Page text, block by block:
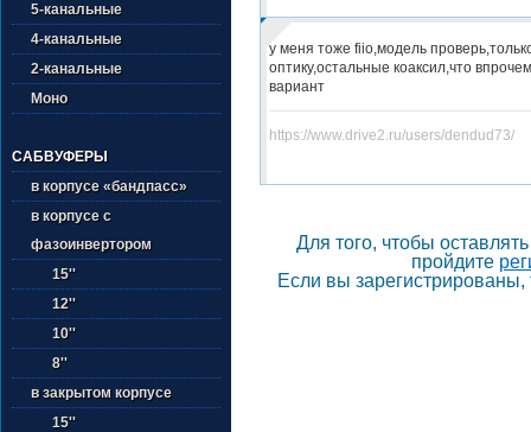
5-канальные
4-канальные
2-канальные
Моно
САБВУФЕРЫ
в корпусе «бандпасс»
в корпусе с
фазоинвертором
15''
12''
10''
8''
в закрытом корпусе
15''
у меня тоже fiio,модель
оптику,остальные коаксил,что
вариант
https://www.drive2.ru/users/dendud73/
Для того, чтобы
пройдите
Если вы